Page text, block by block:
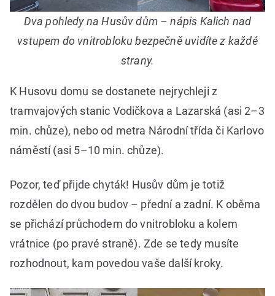
Dva pohledy na Husův dům – nápis Kalich nad
vstupem do vnitrobloku bezpečně uvidíte z každé
strany.
K Husovu domu se dostanete nejrychleji z
tramvajových stanic Vodičkova a Lazarská (asi 2–3
min. chůze), nebo od metra Národní třída či Karlovo
náměstí (asi 5–10 min. chůze).
Pozor, teď přijde chyták! Husův dům je totiž
rozdělen do dvou budov – přední a zadní. K oběma
se přichází průchodem do vnitrobloku a kolem
vrátnice (po pravé straně). Zde se tedy musíte
rozhodnout, kam povedou vaše další kroky.